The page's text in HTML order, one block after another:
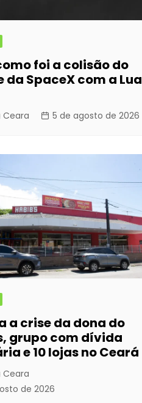
foi a colisão do
da SpaceX com a Lua
5 de agosto de 2026
a crise da dona do
grupo com dívida
e 10 lojas no Ceará
de 2026